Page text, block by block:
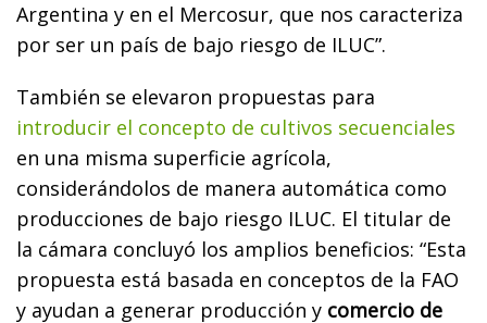
Argentina y en el Mercosur, que nos caracteriza
por ser un país de bajo riesgo de ILUC”.
También se elevaron propuestas para
introducir el concepto de cultivos secuenciales
en una misma superficie agrícola,
considerándolos de manera automática como
producciones de bajo riesgo ILUC. El titular de
la cámara concluyó los amplios beneficios: “Esta
propuesta está basada en conceptos de la FAO
y ayudan a generar producción y comercio de